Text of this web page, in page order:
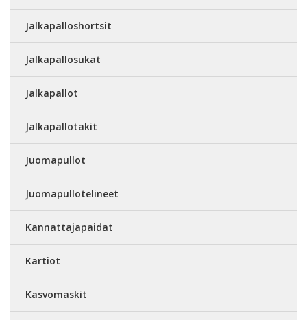
Jalkapalloshortsit
Jalkapallosukat
Jalkapallot
Jalkapallotakit
Juomapullot
Juomapullotelineet
Kannattajapaidat
Kartiot
Kasvomaskit